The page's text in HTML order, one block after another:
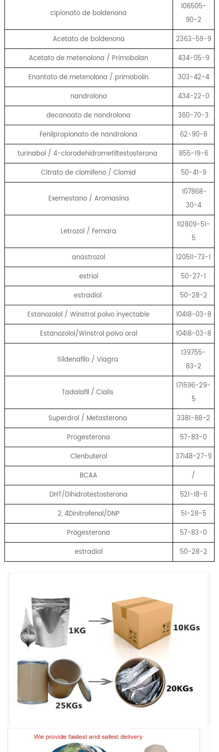
cipionato de boldenona
106505-
90-2
Acetato de boldenona
2363-59-9
Acetato de metenolona / Primobolan
434-05-9
Enantato de metenolona / primobolin
303-42-4
nandrolona
434-22-0
decanoato de nandrolona
360-70-3
Fenilpropionato de nandrolona
62-90-8
turinabol / 4-clorodehidrometiltestosterona
855-19-6
Citrato de clomifeno / Clomid
50-41-9
Exemestano / Aromasina
107868-
30-4
Letrozol / Femara
112809-51-
5
anastrozol
120511-73-1
estriol
50-27-1
estradiol
50-28-2
Estanozolol / Winstrol polvo inyectable
10418-03-8
Estanozolol/Winstrol polvo oral
10418-03-8
Sildenafilo / Viagra
139755-
83-2
Tadalafil / Cialis
171596-29-
5
Superdrol / Metasterona
3381-88-2
Progesterona
57-83-0
Clenbuterol
37148-27-9
BCAA
/
DHT/Dihidrotestosterona
521-18-6
2, 4Dinitrofenol/DNP
51-28-5
Progesterona
57-83-0
estradiol
50-28-2